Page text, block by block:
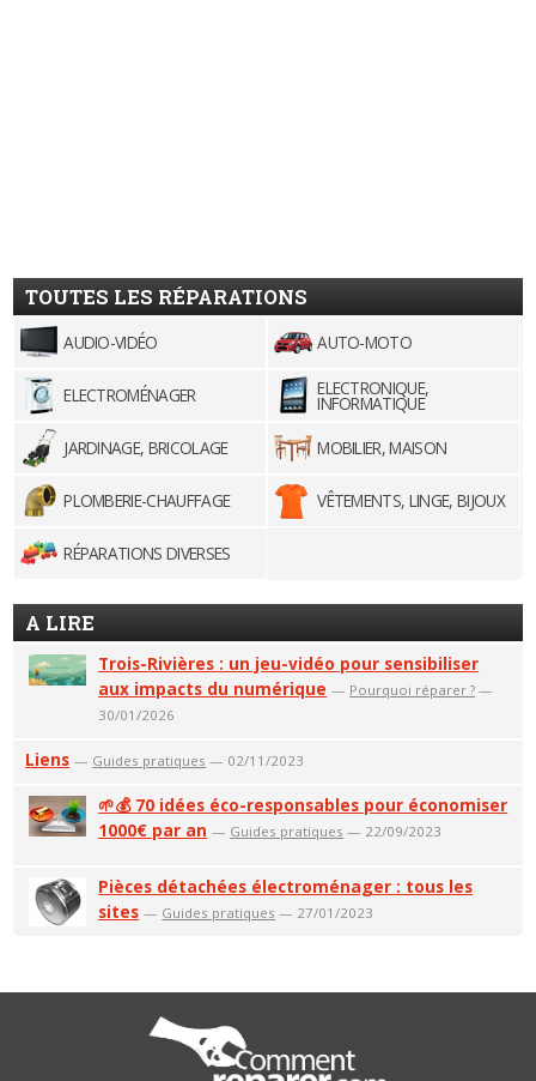
TOUTES LES RÉPARATIONS
AUDIO-VIDÉO AUTO-MOTO
ELECTROMÉNAGER ELECTRONIQUE,
INFORMATIQUE
JARDINAGE, BRICOLAGE
MOBILIER, MAISON
PLOMBERIE-CHAUFFAGE VÊTEMENTS, LINGE, BIJOUX
RÉPARATIONS DIVERSES
A LIRE
Trois-Rivières : un jeu-vidéo pour sensibiliser
aux impacts du numérique — Pourquoi réparer ? —
30/01/2026
Liens — Guides pratiques — 02/11/2023
🌱💰 70 idées éco-responsables pour économiser
1000€ par an — Guides pratiques — 22/09/2023
Pièces détachées électroménager : tous les
sites — Guides pratiques — 27/01/2023